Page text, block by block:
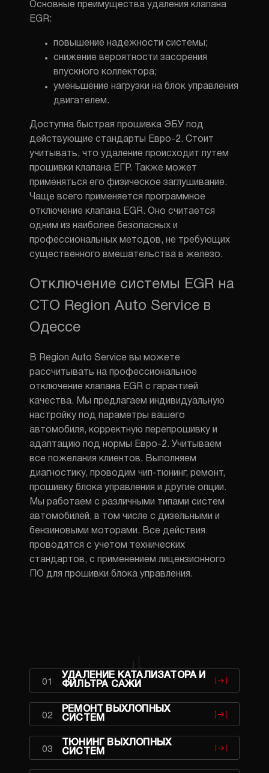
Основные преимущества удаления клапана
EGR:
повышение надежности системы;
снижение вероятности засорения
впускного коллектора;
уменьшение нагрузки на блок управления
двигателем .
Доступна быстрая прошивка ЭБУ под
действующие стандарты
Евро-2. Стоит
учитывать, что удаление происходит путем
прошивки клапана ЕГР. Также может
применяться его физическое заглушивание.
Чаще всего применяется программное
отключение клапана EGR. Оно считается
одним из наиболее безопасных и
профессиональных методов, не требующих
существенного вмешательства в железо.
Отключение системы EGR на
СТО Region Auto Service в
Одессе
В Region Auto Service вы можете
рассчитывать на профессиональное
отключение клапана EGR с гарантией
качества. Мы предлагаем индивидуальную
настройку под параметры вашего
автомобиля, корректную перепрошивку и
адаптацию под нормы
Евро-2. Учитываем
все пожелания клиентов. Выполняем
диагностику, проводим чип-тюнинг, ремонт,
прошивку блока управления и другие опции.
Мы работаем с различными типами систем
автомобилей , в том числе с дизельными и
бензиновыми моторами. Все действия
проводятся с учетом технических
стандартов, с применением лицензионного
ПО для прошивки блока управления.
01
УДАЛЕНИЕ КАТАЛИЗАТОРА И
ФИЛЬТРА САЖИ
02
РЕМОНТ ВЫХЛОПНЫХ
СИСТЕМ
03
ТЮНИНГ ВЫХЛОПНЫХ
СИСТЕМ